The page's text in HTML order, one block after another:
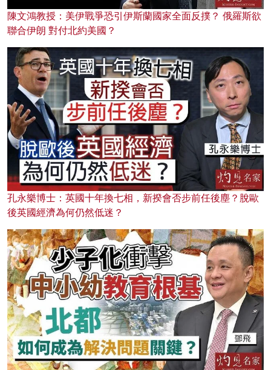
陳文鴻教授：美伊戰爭恐引伊斯蘭國家全面反撲？ 俄羅斯欲
聯合伊朗 對付北約美國？
孔永樂博士：英國十年換七相，新揆會否步前任後塵？脫歐
後英國經濟為何仍然低迷？